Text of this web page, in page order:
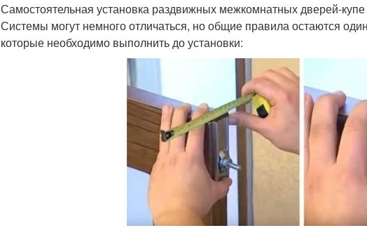
Самостоятельная установка раздвижных межкомнатных дверей-купе
Системы могут немного отличаться, но общие правила остаются
которые необходимо выполнить до установки: